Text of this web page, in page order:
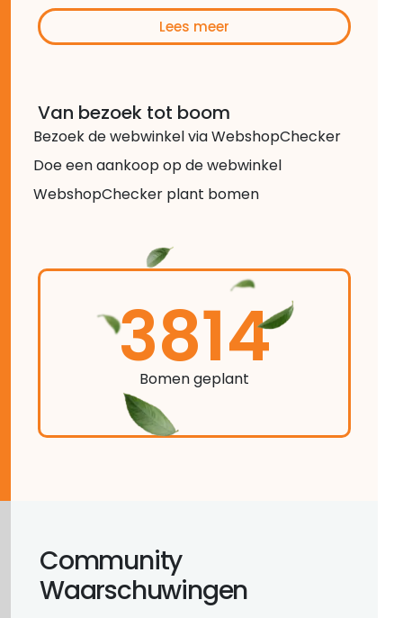
Lees meer
Van bezoek tot boom
Bezoek de webwinkel via WebshopChecker
Doe een aankoop op de webwinkel
WebshopChecker plant bomen
3814
Bomen geplant
Community
Waarschuwingen